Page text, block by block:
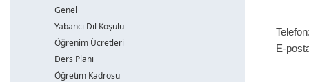
Genel
Yabancı Dil Koşulu
Öğrenim Ücretleri
Ders Planı
Öğretim Kadrosu
E-